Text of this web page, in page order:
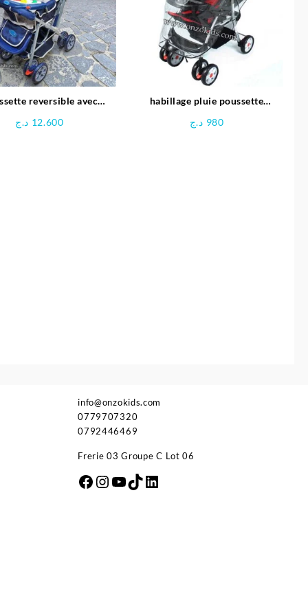
reversible avec
12.600 د.ج
habillage pluie poussette
Mamounette
980 د.ج
info@onzokids.com
0779707320
0792446469
Frerie 03 Groupe C Lot 06
Facebook
Instagram
YouTube
TikTok
LinkedIn